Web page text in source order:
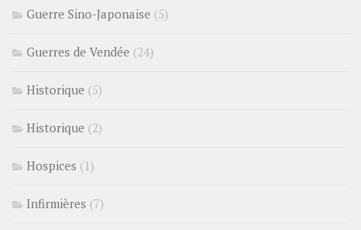
Guerre Sino-Japonaise (5)
Guerres de Vendée (24)
Historique (5)
Historique (2)
Hospices (1)
Infirmières (7)